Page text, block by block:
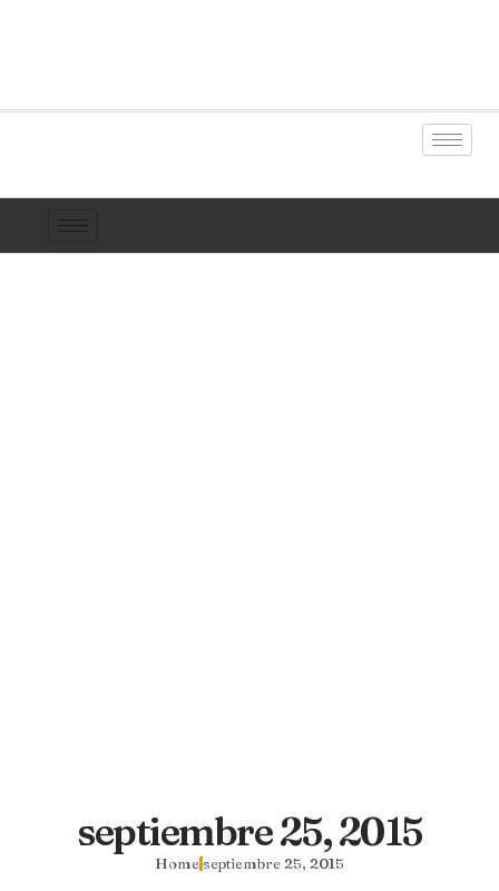
septiembre 25, 2015
Home septiembre 25, 2015